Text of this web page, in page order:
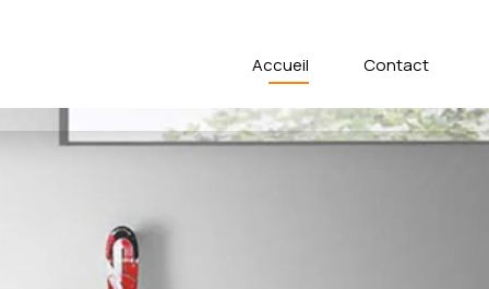
Accueil Contact